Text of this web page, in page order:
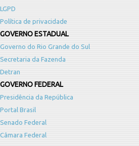
LGPD
Política de privacidade
GOVERNO ESTADUAL
Governo do Rio Grande do Sul
Secretaria da Fazenda
Detran
GOVERNO FEDERAL
Presidência da República
Portal Brasil
Senado Federal
Câmara Federal